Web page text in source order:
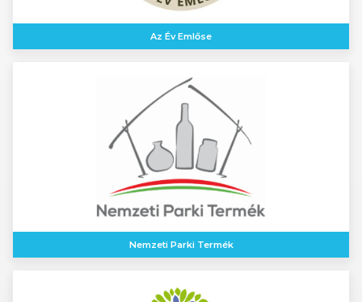
Az Év Emlőse
Nemzeti Parki Termék